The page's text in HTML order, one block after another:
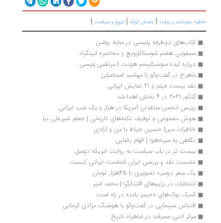
خاطره، سفرنامه‌ و روایت | داستان کوتاه | تاریخ و سیاست |
کتاب‌های دوطرفه پلیسی در سایه روشن
سمفونی هفتم شوستاکوویچ و محاصره لنینگراد
درباره ایده سوسیالیسم هونت | مرتضی ویسی
ماهرخ در گفت‌وگو با مهشید اسماعیلی
نقد بیست فیلم و 21 نمایش ایرانی
گنکور 2021 در 4 بخش اهدا شد
رییس انجمن منتقدان آمریکا در هزار و یک شب ایرانی
هوش مصنوعی و توقیف نکته‌های تاریخی | جعفر شیرعلی نیا
خاطرات میرزا حسین خیاط با من و آزادی
نگاهی به سربه‌هوا | الهام رضایی
بیست تز در باب سیاست به روایت انریکه دوسل
نشست نقد و بررسی ایران کجاست؛ ایرانی کیست
یک سفر دوسره تصویری با 45هزار تومان
انتخابات در رژیم‌های اقتدارگرا | محمد امیر
کمیک بوک‌های «جیمز باند» در راه است
اقتباس سینمایی در گفت‌و‌گو با هوشنگ مرادی کرمانی
مرکز ادبی سمرقند در شاهراه تاریخ